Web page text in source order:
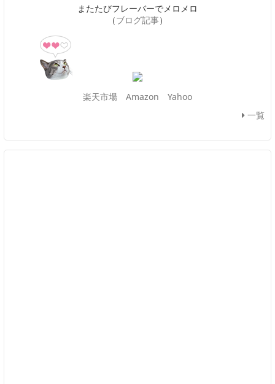
またたびフレーバーでメロメロ
（ブログ記事）
楽天市場 Amazon
Yahoo
一覧